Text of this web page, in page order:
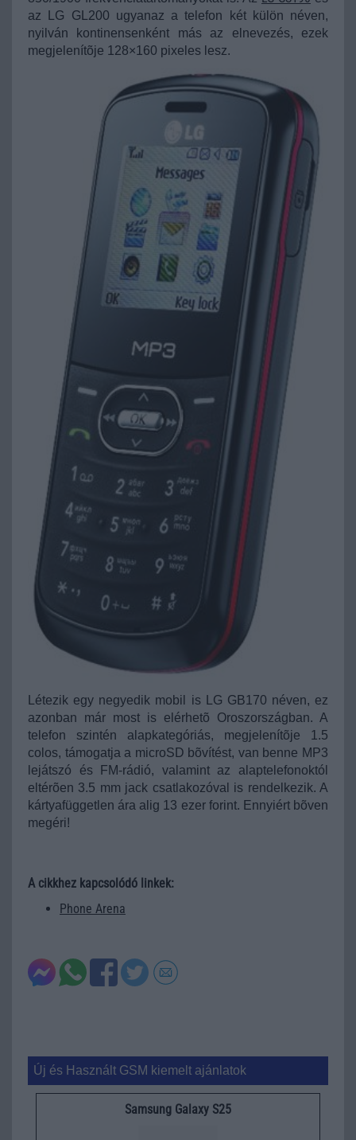
az LG GL200 ugyanaz a telefon két külön néven,
nyilván kontinensenként más az elnevezés, ezek
megjelenítõje 128×160 pixeles lesz.
Létezik egy negyedik mobil is LG GB170 néven, ez
azonban már most is elérhetõ Oroszországban. A
telefon szintén alapkategóriás, megjelenítõje 1.5
colos, támogatja a microSD bõvítést, van benne MP3
lejátszó és FM-rádió, valamint az alaptelefonoktól
eltérõen 3.5 mm jack csatlakozóval is rendelkezik. A
kártyafüggetlen ára alig 13 ezer forint. Ennyiért bõven
megéri!
A cikkhez kapcsolódó linkek:
Phone Arena
Új és Használt GSM kiemelt ajánlatok
Samsung Galaxy S25